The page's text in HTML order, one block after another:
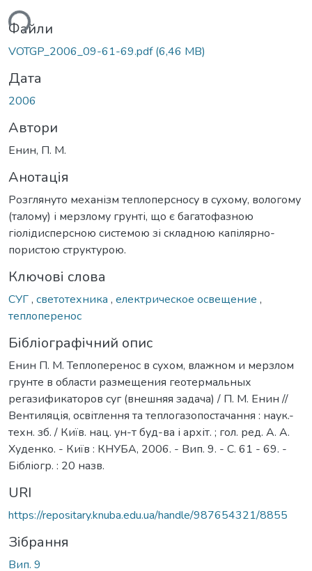
Файли
VOTGP_2006_09-61-69.pdf(6,46 MB)
Дата
2006
Автори
Енин, П. М.
Анотація
Розглянуто механізм теплоперсносу в сухому, вологому
(талому) і мерзлому грунті, що є багатофазною
гіолідисперсною системою зі складною капілярно-
пористою структурою.
Ключові слова
СУГ, светотехника , електрическое освещение ,
теплоперенос
Бібліографічний опис
Енин П. М. Теплоперенос в сухом, влажном и мерзлом
грунте в области размещения геотермальных
регазификаторов суг (внешняя задача) / П. М. Енин //
Вентиляція, освітлення та теплогазопостачання : наук.-
техн. зб. / Київ. нац. ун-т буд-ва і архіт. ; гол. ред. А. А.
Худенко. - Київ : КНУБА, 2006. - Вип. 9. - С. 61 - 69. -
Бібліогр. : 20 назв.
URI
https://repositary.knuba.edu.ua/handle/987654321/8855
Зібрання
Вип. 9